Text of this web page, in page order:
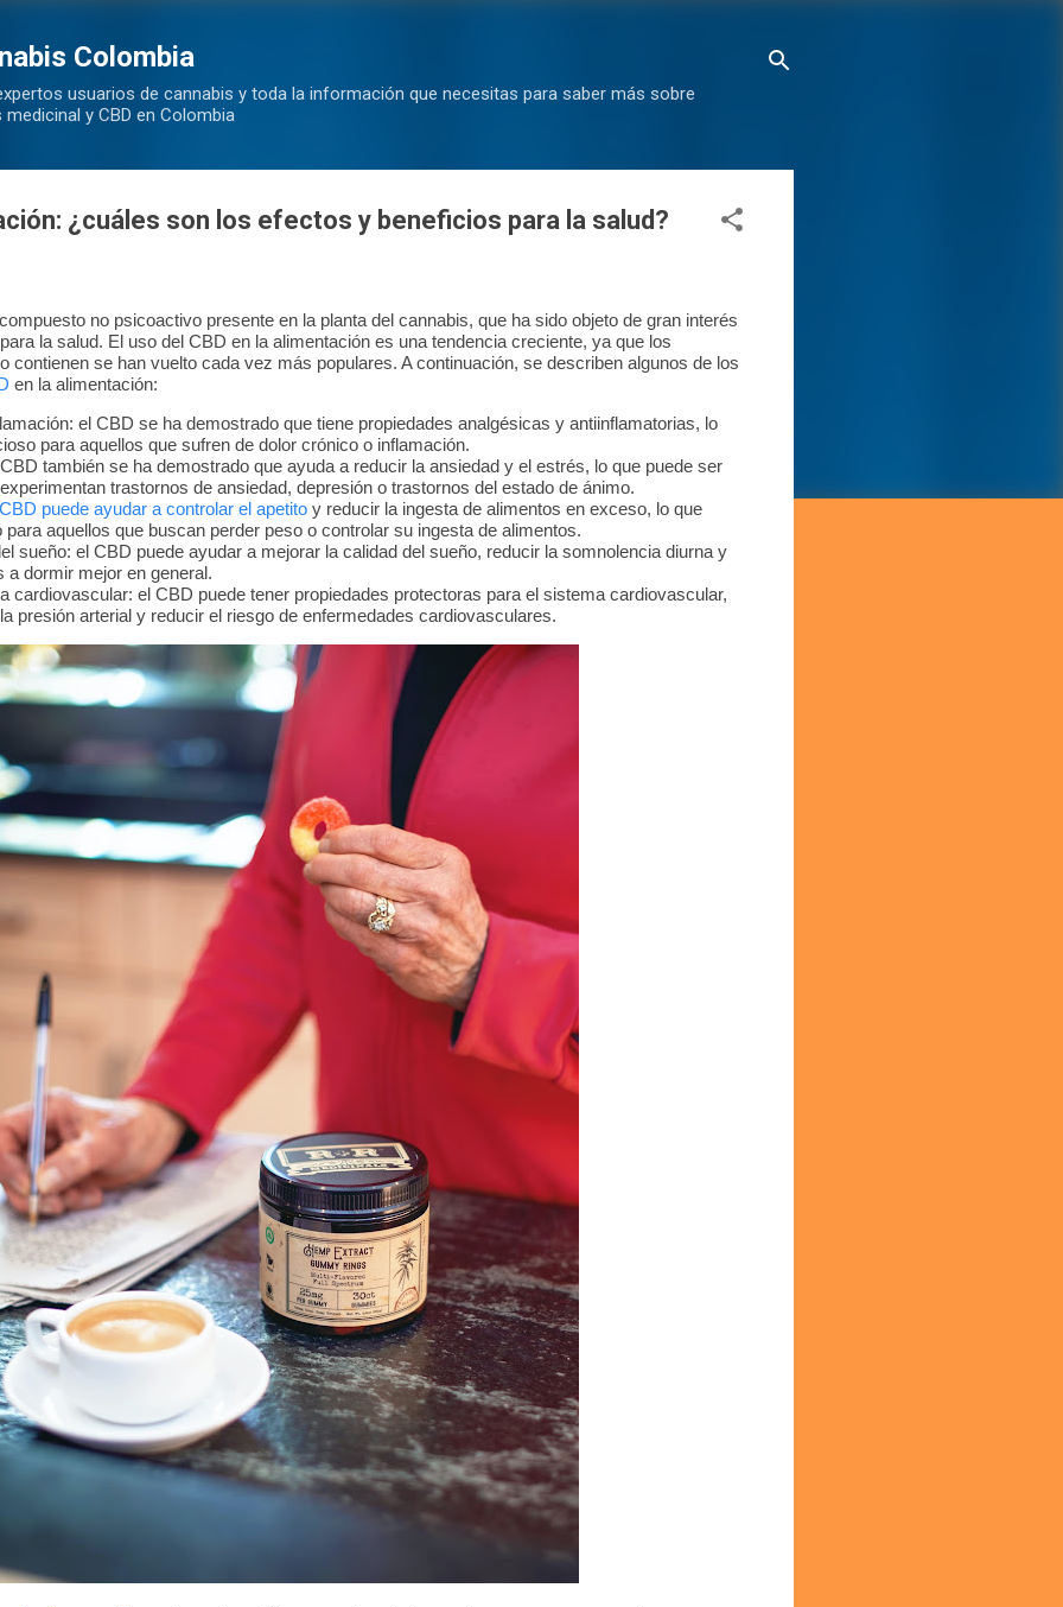
Colombia
usuarios de cannabis y toda la información que necesitas para saber más sobre
y CBD en Colombia
¿cuáles son los efectos y beneficios para la salud?
no psicoactivo presente en la planta del cannabis, que ha sido objeto de gran interés
la salud. El uso del CBD en la alimentación es una tendencia creciente, ya que los
contienen se han vuelto cada vez más populares. A continuación, se describen algunos de los
en la alimentación:
el CBD se ha demostrado que tiene propiedades analgésicas y antiinflamatorias, lo
para aquellos que sufren de dolor crónico o inflamación.
también se ha demostrado que ayuda a reducir la ansiedad y el estrés, lo que puede ser
trastornos de ansiedad, depresión o trastornos del estado de ánimo.
puede ayudar a controlar el apetito y reducir la ingesta de alimentos en exceso, lo que
para aquellos que buscan perder peso o controlar su ingesta de alimentos.
sueño: el CBD puede ayudar a mejorar la calidad del sueño, reducir la somnolencia diurna y
a dormir mejor en general.
cardiovascular: el CBD puede tener propiedades protectoras para el sistema cardiovascular,
presión arterial y reducir el riesgo de enfermedades cardiovasculares.